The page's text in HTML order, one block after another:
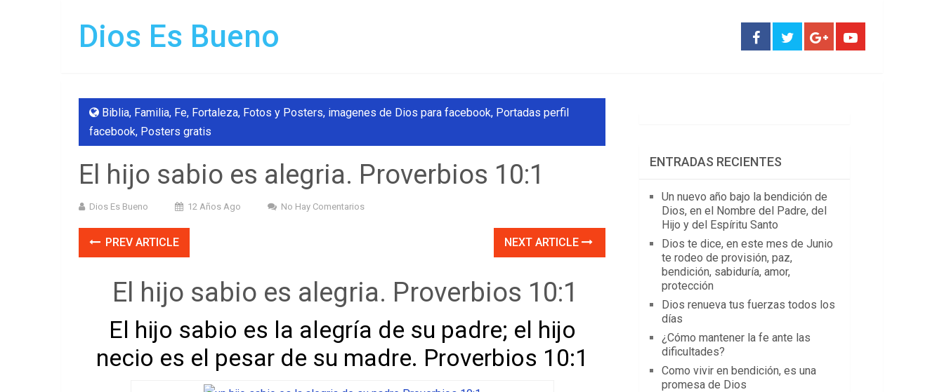
Dios Es Bueno
Biblia, Familia, Fe, Fortaleza, Fotos y Posters, imagenes de Dios para facebook, Portadas perfil
facebook, Posters gratis
El hijo sabio es alegria. Proverbios 10:1
Dios Es Bueno 12 Años Ago No Hay Comentarios
PREV ARTICLE NEXT ARTICLE
El hijo sabio es alegria. Proverbios 10:1
El hijo sabio es la alegría de su padre; el hijo
necio es el pesar de su madre. Proverbios 10:1
ENTRADAS RECIENTES
Un nuevo año bajo la bendición de
Dios, en el Nombre del Padre, del
Hijo y del Espíritu Santo
Dios te dice, en este mes de Junio
te rodeo de provisión, paz,
bendición, sabiduría, amor,
protección
Dios renueva tus fuerzas todos los
días
¿Cómo mantener la fe ante las
dificultades?
Como vivir en bendición, es una
promesa de Dios